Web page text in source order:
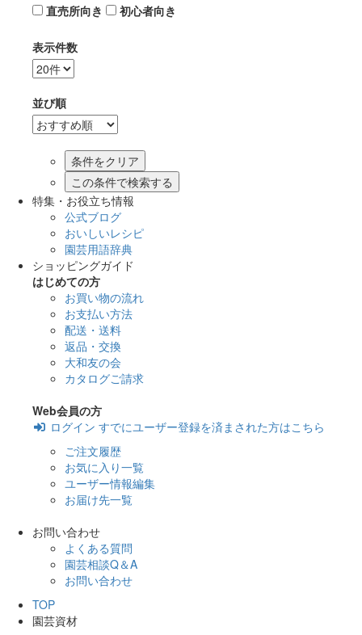
直売所向き
初心者向き
表示件数
並び順
この条件で検索する
特集・お役立ち情報
公式ブログ
おいしいレシピ
園芸用語辞典
ショッピングガイド
はじめての方
お買い物の流れ
お支払い方法
配送・送料
返品・交換
大和友の会
カタログご請求
Web会員の方
ログイン すでにユーザー登録を済まされた方はこちら
ご注文履歴
お気に入り一覧
ユーザー情報編集
お届け先一覧
お問い合わせ
よくある質問
園芸相談Q＆A
お問い合わせ
TOP
園芸資材